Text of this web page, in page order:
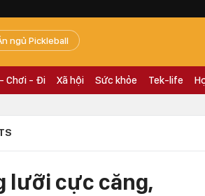
ngủ Pickleball
Chơi - Đi Xã hội Sức khỏe Tek-life
lưỡi cực căng,